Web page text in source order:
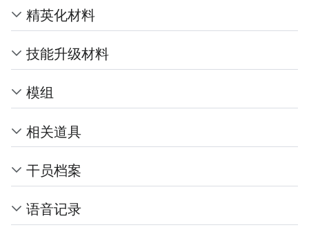
精英化材料
技能升级材料
模组
相关道具
干员档案
语音记录